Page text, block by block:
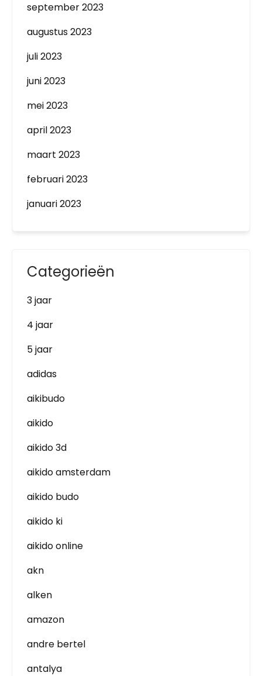
september 2023
augustus 2023
juli 2023
juni 2023
mei 2023
april 2023
maart 2023
februari 2023
januari 2023
Categorieën
3 jaar
4 jaar
5 jaar
adidas
aikibudo
aikido
aikido 3d
aikido amsterdam
aikido budo
aikido ki
aikido online
akn
alken
amazon
andre bertel
antalya